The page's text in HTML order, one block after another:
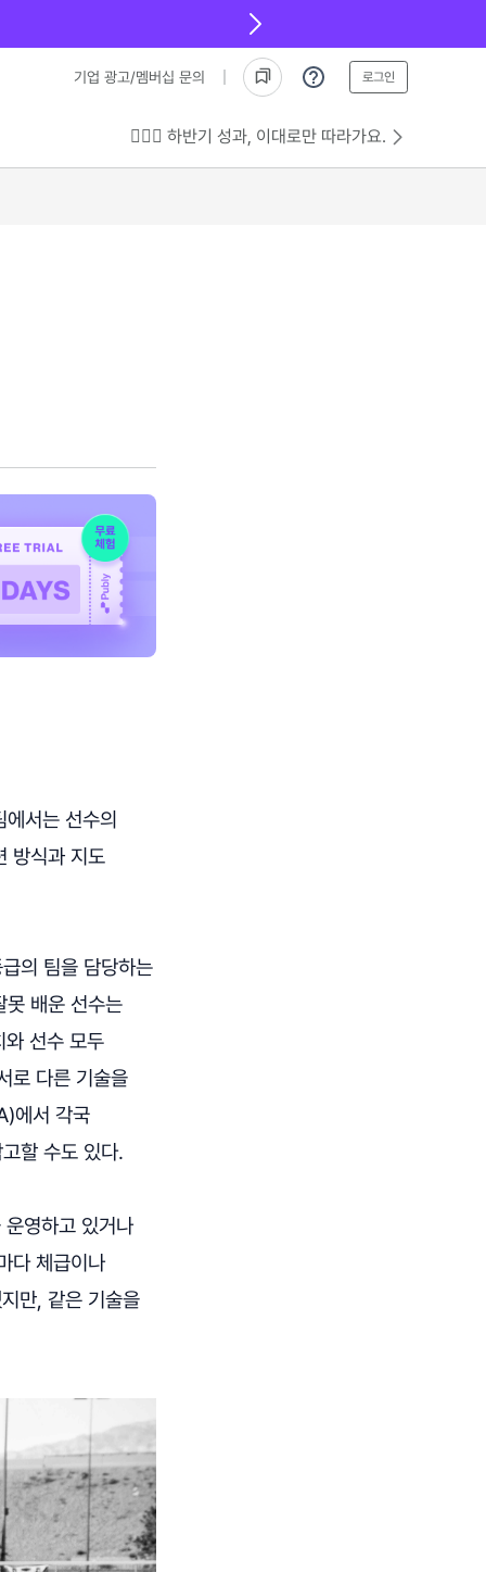
기업 광고/멤버십 문의 로그인
💁🏻‍♂️ 하반기 성과, 이대로만 따라가요.
서는 선수의
방식과 지도
의 팀을 담당하는
못 배운 선수는
와 선수 모두
로 다른 기술을
에서 각국
할 수도 있다.
영하고 있거나
다 체급이나
만, 같은 기술을